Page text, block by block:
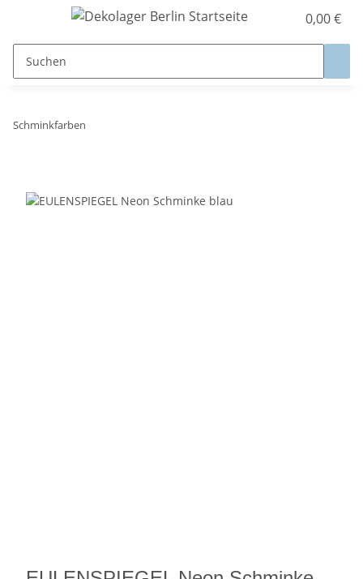
0,00 €
Schminkfarben